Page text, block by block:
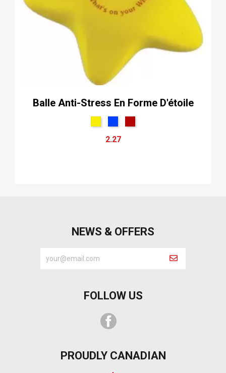
Balle Anti-Stress En Forme D'étoile
2.27
NEWS & OFFERS
FOLLOW US
Facebook
PROUDLY CANADIAN